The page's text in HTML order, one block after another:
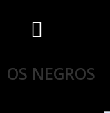
OS NEGROS